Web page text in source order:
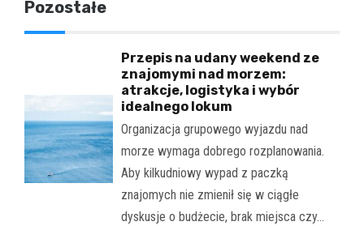
Pozostałe
Przepis na udany weekend ze
znajomymi nad morzem:
atrakcje, logistyka i wybór
idealnego lokum
Organizacja grupowego wyjazdu nad
morze wymaga dobrego rozplanowania.
Aby kilkudniowy wypad z paczką
znajomych nie zmienił się w ciągłe
dyskusje o budżecie, brak miejsca czy…